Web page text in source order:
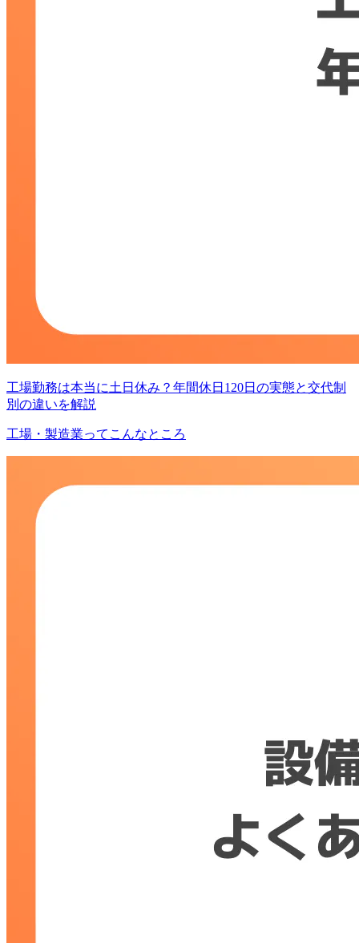
工場勤務は本当に土日休み？年間休日120日の実態と交代制
別の違いを解説
工場・製造業ってこんなところ